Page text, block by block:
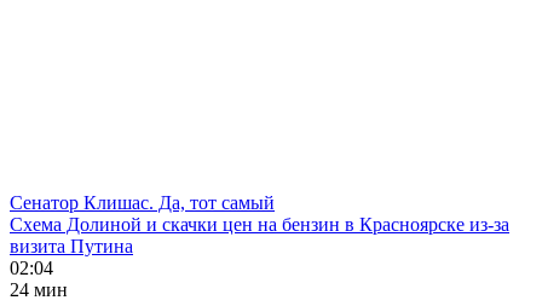
Сенатор Клишас. Да, тот самый
Схема Долиной и скачки цен на бензин в Красноярске из-за
визита Путина
02:04
24 мин